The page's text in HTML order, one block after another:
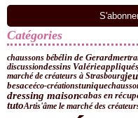
Catégories
chaussons bébélin de Gerardmer
discussiondessins Valérieappliqués
marché de créateurs à Strasbourgjeu
besaceéco-créationstunique
dressing maisoncabas en
tutoArtis'âme le marché des